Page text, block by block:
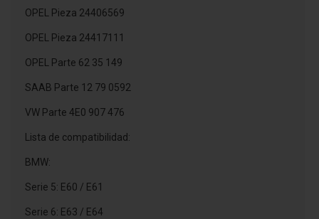
OPEL Pieza 24406569
OPEL Pieza 24417111
OPEL Parte 62 35 149
SAAB Parte 12 79 0592
VW Parte 4E0 907 476
Lista de compatibilidad:
BMW:
Serie 5: E60 / E61
Serie 6: E63 / E64